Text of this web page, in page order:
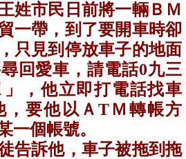
姓市民日前將一輛ＢＭ
一帶，到了要開車時卻
只見到停放車子的地面
回愛車，請電話0九三
，他立即打電話找車
要他以Ａ T Ｍ轉帳方
一個帳號。
告訴他，車子被拖到拖